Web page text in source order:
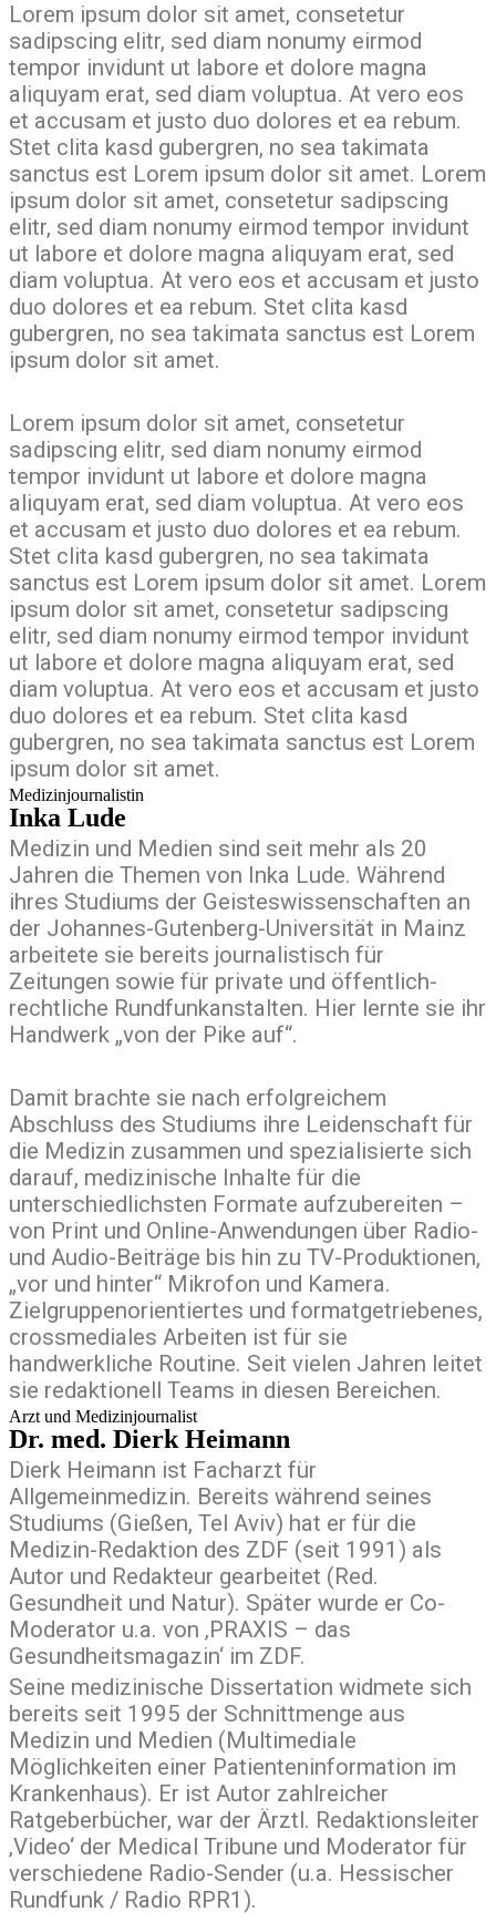
Lorem ipsum dolor sit amet, consetetur
sadipscing elitr, sed diam nonumy eirmod
tempor invidunt ut labore et dolore magna
aliquyam erat, sed diam voluptua. At vero eos
et accusam et justo duo dolores et ea rebum.
Stet clita kasd gubergren, no sea takimata
sanctus est Lorem ipsum dolor sit amet. Lorem
ipsum dolor sit amet, consetetur sadipscing
elitr, sed diam nonumy eirmod tempor invidunt
ut labore et dolore magna aliquyam erat, sed
diam voluptua. At vero eos et accusam et justo
duo dolores et ea rebum. Stet clita kasd
gubergren, no sea takimata sanctus est Lorem
ipsum dolor sit amet.
Lorem ipsum dolor sit amet, consetetur
sadipscing elitr, sed diam nonumy eirmod
tempor invidunt ut labore et dolore magna
aliquyam erat, sed diam voluptua. At vero eos
et accusam et justo duo dolores et ea rebum.
Stet clita kasd gubergren, no sea takimata
sanctus est Lorem ipsum dolor sit amet. Lorem
ipsum dolor sit amet, consetetur sadipscing
elitr, sed diam nonumy eirmod tempor invidunt
ut labore et dolore magna aliquyam erat, sed
diam voluptua. At vero eos et accusam et justo
duo dolores et ea rebum. Stet clita kasd
gubergren, no sea takimata sanctus est Lorem
ipsum dolor sit amet.
Medizinjournalistin
Inka Lude
Medizin und Medien sind seit mehr als 20
Jahren die Themen von Inka Lude. Während
ihres Studiums der Geisteswissenschaften an
der Johannes-Gutenberg-Universität in Mainz
arbeitete sie bereits journalistisch für
Zeitungen sowie für private und öffentlich-
rechtliche Rundfunkanstalten. Hier lernte sie ihr
Handwerk „von der Pike auf“.
Damit brachte sie nach erfolgreichem
Abschluss des Studiums ihre Leidenschaft für
die Medizin zusammen und spezialisierte sich
darauf, medizinische Inhalte für die
unterschiedlichsten Formate aufzubereiten –
von Print und Online-Anwendungen über Radio-
und Audio-Beiträge bis hin zu TV-Produktionen,
„vor und hinter“ Mikrofon und Kamera.
Zielgruppenorientiertes und formatgetriebenes,
crossmediales Arbeiten ist für sie
handwerkliche Routine. Seit vielen Jahren leitet
sie redaktionell Teams in diesen Bereichen.
Arzt und Medizinjournalist
Dr. med. Dierk Heimann
Dierk Heimann ist Facharzt für
Allgemeinmedizin. Bereits während seines
Studiums (Gießen, Tel Aviv) hat er für die
Medizin-Redaktion des ZDF (seit 1991) als
Autor und Redakteur gearbeitet (Red.
Gesundheit und Natur). Später wurde er Co-
Moderator u.a. von ‚PRAXIS – das
Gesundheitsmagazin‘ im ZDF.
Seine medizinische Dissertation widmete sich
bereits seit 1995 der Schnittmenge aus
Medizin und Medien (Multimediale
Möglichkeiten einer Patienteninformation im
Krankenhaus). Er ist Autor zahlreicher
Ratgeberbücher, war der Ärztl. Redaktionsleiter
‚Video‘ der Medical Tribune und Moderator für
verschiedene Radio-Sender (u.a. Hessischer
Rundfunk / Radio RPR1).